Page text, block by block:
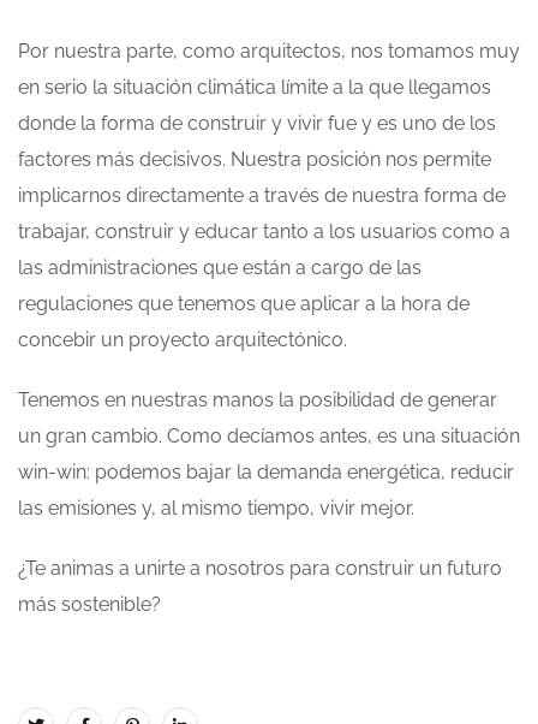
Por nuestra parte, como arquitectos, nos tomamos muy
en serio la situación climática límite a la que llegamos
donde la forma de construir y vivir fue y es uno de los
factores más decisivos. Nuestra posición nos permite
implicarnos directamente a través de nuestra forma de
trabajar, construir y educar tanto a los usuarios como a
las administraciones que están a cargo de las
regulaciones que tenemos que aplicar a la hora de
concebir un proyecto arquitectónico.
Tenemos en nuestras manos la posibilidad de generar
un gran cambio. Como decíamos antes, es una situación
win-win: podemos bajar la demanda energética, reducir
las emisiones y, al mismo tiempo, vivir mejor.
¿Te animas a unirte a nosotros para construir un futuro
más sostenible?